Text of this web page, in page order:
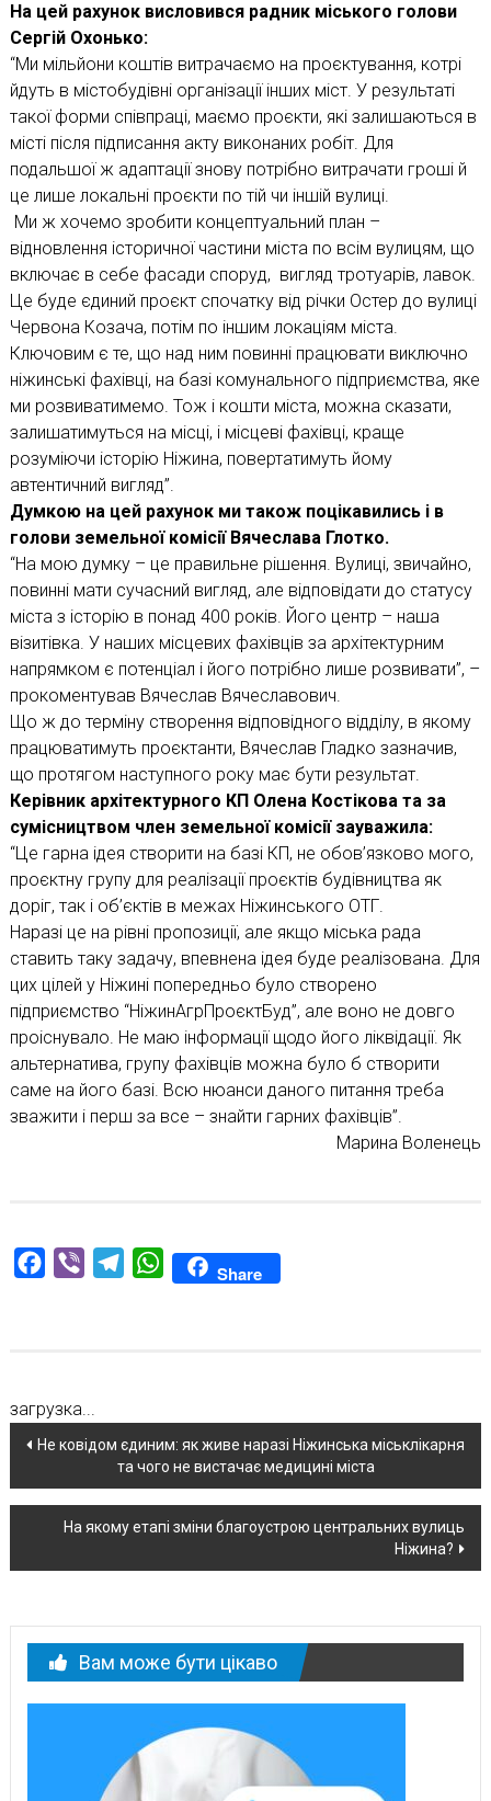
На цей рахунок висловився радник міського голови
Сергій Охонько:
“Ми мільйони коштів витрачаємо на проєктування, котрі
йдуть в містобудівні організації інших міст. У результаті
такої форми співпраці, маємо проєкти, які залишаються в
місті після підписання акту виконаних робіт. Для
подальшої ж адаптації знову потрібно витрачати гроші й
це лише локальні проєкти по тій чи іншій вулиці.
Ми ж хочемо зробити концептуальний план –
відновлення історичної частини міста по всім вулицям, що
включає в себе фасади споруд, вигляд тротуарів, лавок.
Це буде єдиний проєкт спочатку від річки Остер до вулиці
Червона Козача, потім по іншим локаціям міста.
Ключовим є те, що над ним повинні працювати виключно
ніжинські фахівці, на базі комунального підприємства, яке
ми розвиватимемо. Тож і кошти міста, можна сказати,
залишатимуться на місці, і місцеві фахівці, краще
розуміючи історію Ніжина, повертатимуть йому
автентичний вигляд”.
Думкою на цей рахунок ми також поцікавились і в
голови земельної комісії Вячеслава Глотко.
“На мою думку – це правильне рішення. Вулиці, звичайно,
повинні мати сучасний вигляд, але відповідати до статусу
міста з історію в понад 400 років. Його центр – наша
візитівка. У наших місцевих фахівців за архітектурним
напрямком є потенціал і його потрібно лише розвивати”, –
прокоментував Вячеслав Вячеславович.
Що ж до терміну створення відповідного відділу, в якому
працюватимуть проєктанти, Вячеслав Гладко зазначив,
що протягом наступного року має бути результат.
Керівник архітектурного КП Олена Костікова та за
сумісництвом член земельної комісії зауважила:
“Це гарна ідея створити на базі КП, не обов’язково мого,
проєктну групу для реалізації проєктів будівництва як
доріг, так і об’єктів в межах Ніжинського ОТГ.
Наразі це на рівні пропозиції, але якщо міська рада
ставить таку задачу, впевнена ідея буде реалізована. Для
цих цілей у Ніжині попередньо було створено
підприємство “НіжинАгрПроєктБуд”, але воно не довго
проіснувало. Не маю інформації щодо його ліквідації. Як
альтернатива, групу фахівців можна було б створити
саме на його базі. Всю нюанси даного питання треба
зважити і перш за все – знайти гарних фахівців”.
Марина Воленець
Facebook
Viber TelegramWhatsAppShare
загрузка...
Навігація
по
новині
Не ковідом єдиним: як живе наразі Ніжинська міськлікарня
та чого не вистачає медицині міста
На якому етапі зміни благоустрою центральних вулиць
Ніжина?
Вам може бути цікаво